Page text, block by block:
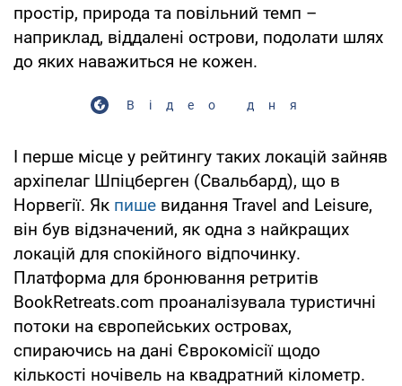
простір, природа та повільний темп –
наприклад, віддалені острови, подолати шлях
до яких наважиться не кожен.
Відео дня
І перше місце у рейтингу таких локацій зайняв
архіпелаг Шпіцберген (Свальбард), що в
Норвегії. Як пише видання Travel and Leisure,
він був відзначений, як одна з найкращих
локацій для спокійного відпочинку.
Платформа для бронювання ретритів
BookRetreats.com проаналізувала туристичні
потоки на європейських островах,
спираючись на дані Єврокомісії щодо
кількості ночівель на квадратний кілометр.